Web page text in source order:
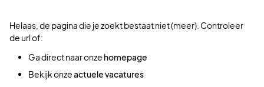
Helaas, de pagina die je zoekt bestaat niet (meer). Controleer
de url of:
Ga direct naar onze homepage
Bekijk onzeactuele vacatures